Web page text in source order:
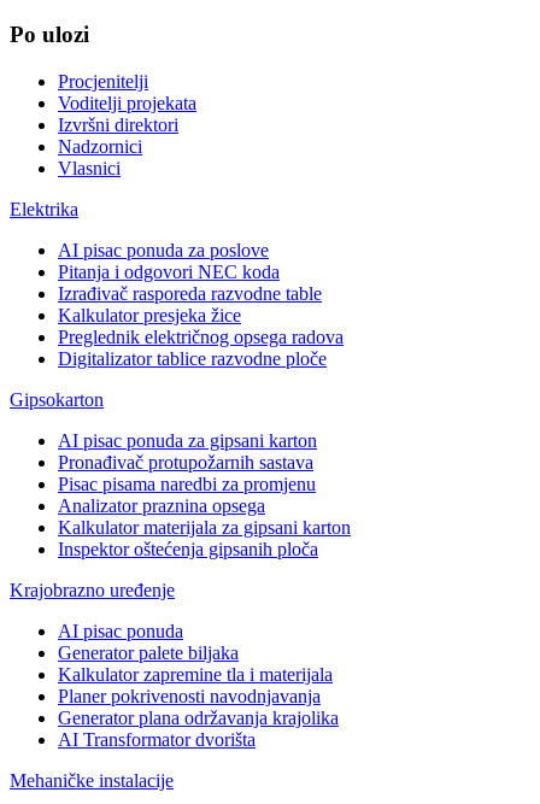
Po ulozi
Procjenitelji
Voditelji projekata
Izvršni direktori
Nadzornici
Vlasnici
Elektrika
AI pisac ponuda za poslove
Pitanja i odgovori NEC koda
Izrađivač rasporeda razvodne table
Kalkulator presjeka žice
Preglednik električnog opsega radova
Digitalizator tablice razvodne ploče
Gipsokarton
AI pisac ponuda za gipsani karton
Pronađivač protupožarnih sastava
Pisac pisama naredbi za promjenu
Analizator praznina opsega
Kalkulator materijala za gipsani karton
Inspektor oštećenja gipsanih ploča
Krajobrazno uređenje
AI pisac ponuda
Generator palete biljaka
Kalkulator zapremine tla i materijala
Planer pokrivenosti navodnjavanja
Generator plana održavanja krajolika
AI Transformator dvorišta
Mehaničke instalacije